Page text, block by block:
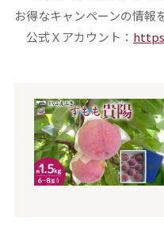
お得なキャンペーンの情報
公式Ｘアカウント：